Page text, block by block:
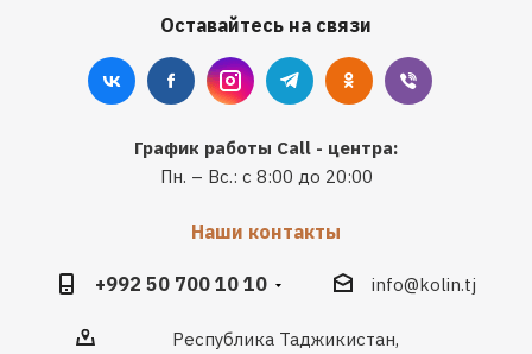
Оставайтесь на связи
График работы Call - центра:
Пн. – Вс.: с 8:00 до 20:00
Наши контакты
+992 50 700 10 10 info@kolin.tj
Республика Таджикистан,